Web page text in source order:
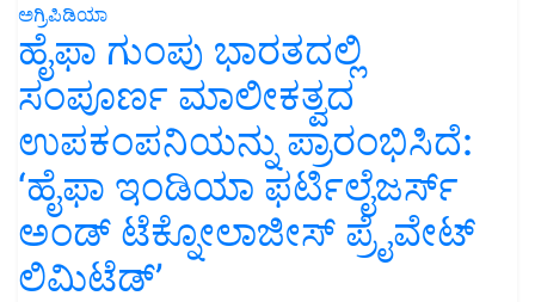
ಅಗ್ರಿಪಿಡಿಯಾ
ಹೈಫಾ ಗುಂಪು ಭಾರತದಲ್ಲಿ
ಸಂಪೂರ್ಣ ಮಾಲೀಕತ್ವದ
ಉಪಕಂಪನಿಯನ್ನು ಪ್ರಾರಂಭಿಸಿದೆ:
‘ಹೈಫಾ ಇಂಡಿಯಾ ಫರ್ಟಿಲೈಜರ್ಸ್
ಅಂಡ್ ಟೆಕ್ನೋಲಾಜೀಸ್ ಪ್ರೈವೇಟ್
ಲಿಮಿಟೆಡ್’